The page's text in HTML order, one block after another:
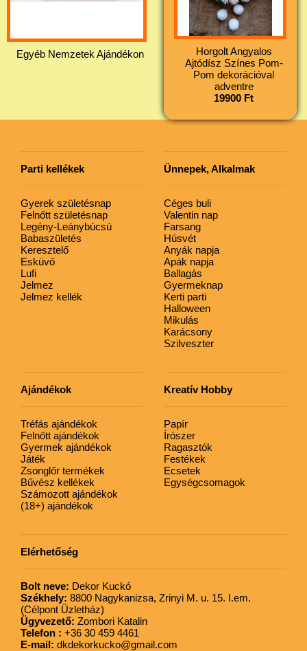
Egyéb Nemzetek Ajándékon
Horgolt Angyalos
Ajtódísz Színes Pom-
Pom dekorációval
adventre
19900 Ft
Parti kellékek
Gyerek születésnap
Felnőtt születésnap
Legény-Leánybúcsú
Babaszületés
Keresztelő
Esküvő
Lufi
Jelmez
Jelmez kellék
Ünnepek, Alkalmak
Céges buli
Valentin nap
Farsang
Húsvét
Anyák napja
Apák napja
Ballagás
Gyermeknap
Kerti parti
Halloween
Mikulás
Karácsony
Szilveszter
Ajándékok
Tréfás ajándékok
Felnőtt ajándékok
Gyermek ajándékok
Játék
Zsonglőr termékek
Bűvész kellékek
Számozott ajándékok
(18+) ajándékok
Kreatív Hobby
Papír
Írószer
Ragasztók
Festékek
Ecsetek
Egységcsomagok
Elérhetőség
Bolt neve: Dekor Kuckó
Székhely: 8800 Nagykanizsa, Zrinyi M. u. 15. I.em.
(Célpont Üzletház)
Ügyvezető: Zombori Katalin
Telefon : +36 30 459 4461
E-mail: dkdekorkucko@gmail.com